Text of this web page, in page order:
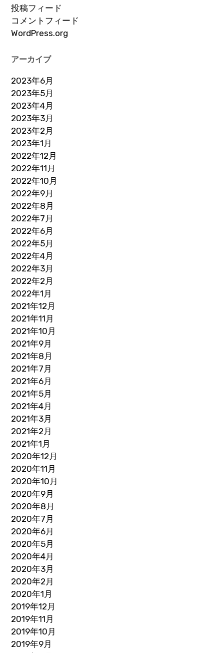
投稿フィード
コメントフィード
WordPress.org
アーカイブ
2023年6月
2023年5月
2023年4月
2023年3月
2023年2月
2023年1月
2022年12月
2022年11月
2022年10月
2022年9月
2022年8月
2022年7月
2022年6月
2022年5月
2022年4月
2022年3月
2022年2月
2022年1月
2021年12月
2021年11月
2021年10月
2021年9月
2021年8月
2021年7月
2021年6月
2021年5月
2021年4月
2021年3月
2021年2月
2021年1月
2020年12月
2020年11月
2020年10月
2020年9月
2020年8月
2020年7月
2020年6月
2020年5月
2020年4月
2020年3月
2020年2月
2020年1月
2019年12月
2019年11月
2019年10月
2019年9月